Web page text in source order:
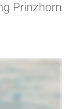
Prinzhorn